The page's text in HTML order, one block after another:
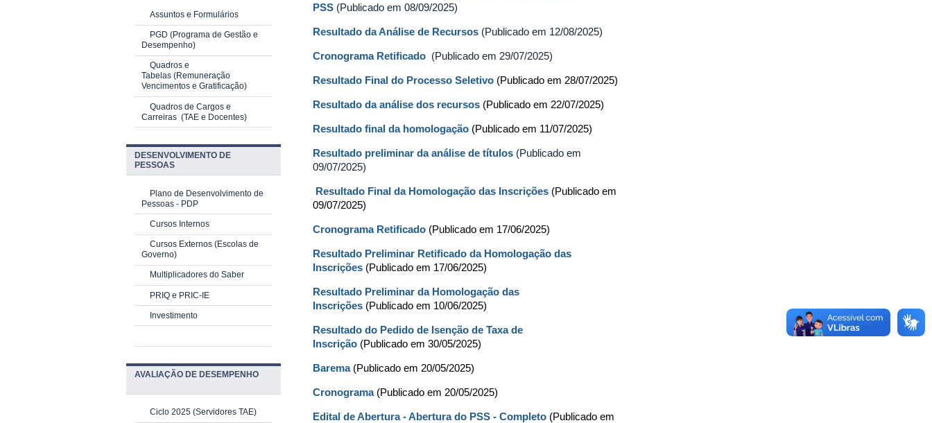
PSS (Publicado em 08/09/2025)
Resultado da Análise de Recursos (Publicado em 12/08/2025)
Cronograma Retificado (Publicado em 29/07/2025)
Resultado Final do Processo Seletivo (Publicado em 28/07/2025)
Resultado da análise dos recursos (Publicado em 22/07/2025)
Resultado final da homologação (Publicado em 11/07/2025)
Resultado preliminar da análise de títulos (Publicado em
09/07/2025)
Resultado Final da Homologação das Inscrições (Publicado em
09/07/2025)
Cronograma Retificado (Publicado em 17/06/2025)
Resultado Preliminar Retificado da Homologação das
Inscrições (Publicado em 17/06/2025)
Resultado Preliminar da Homologação das
Inscrições (Publicado em 10/06/2025)
Resultado do Pedido de Isenção de Taxa de
Inscrição (Publicado em 30/05/2025)
Barema (Publicado em 20/05/2025)
Cronograma (Publicado em 20/05/2025)
Edital de Abertura - Abertura do PSS - Completo (Publicado em
Assuntos e Formulários
PGD (Programa de Gestão e
Desempenho)
Quadros e
Tabelas (Remuneração
Vencimentos e Gratificação)
Quadros de Cargos e
Carreiras (TAE e Docentes)
DESENVOLVIMENTO DE
PESSOAS
Plano de Desenvolvimento de
Pessoas - PDP
Cursos Internos
Cursos Externos (Escolas de
Governo)
Multiplicadores do Saber
PRIQ e PRIC-IE
Investimento
AVALIAÇÃO DE DESEMPENHO
Ciclo 2025 (Servidores TAE)